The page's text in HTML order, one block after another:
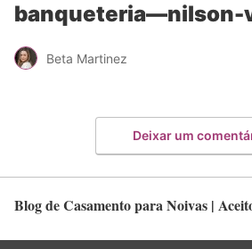
banqueteria—nilson-
Beta Martinez
Deixar um
Blog de Casamento para Noivas |